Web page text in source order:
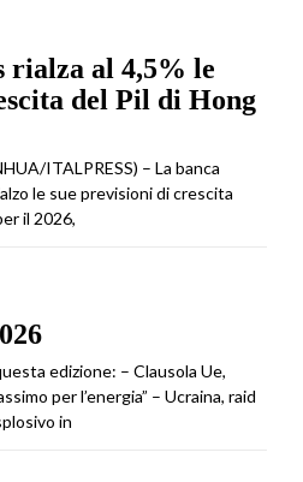
rialza al 4,5% le
del Pil di Hong
ITALPRESS) – La banca
le sue previsioni di crescita
il 2026,
edizione: – Clausola Ue,
per l’energia” – Ucraina, raid
in